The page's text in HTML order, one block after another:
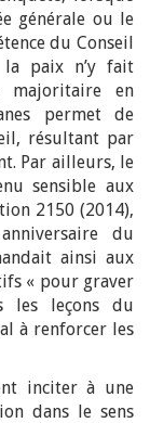
générale ou le
du Conseil
paix n’y fait
majoritaire en
permet de
résultant par
Par ailleurs, le
sensible aux
2150 (2014),
du
ainsi aux
« pour graver
les leçons du
à renforcer les
inciter à une
dans le sens